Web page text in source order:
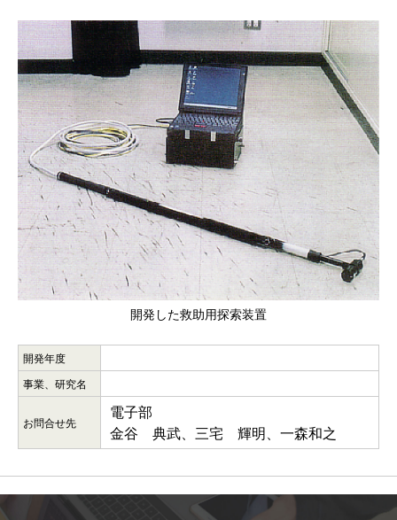
開発した救助用探索装置
開発年度
事業、研究名
お問合せ先
電子部
金谷 典武、三宅 輝明、一森和之